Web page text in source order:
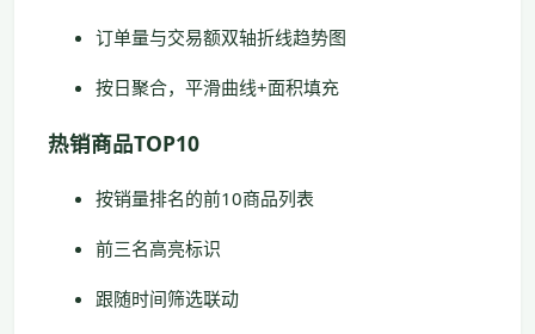
订单量与交易额双轴折线趋势图
按日聚合，平滑曲线+面积填充
热销商品TOP10
按销量排名的前10商品列表
前三名高亮标识
跟随时间筛选联动